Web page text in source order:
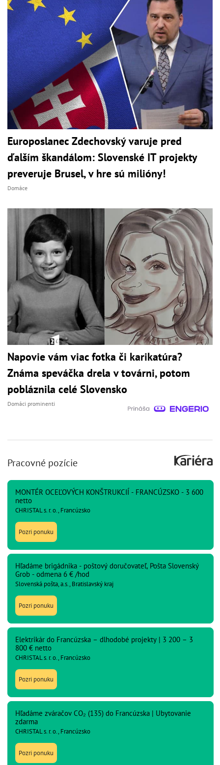
Europoslanec Zdechovský varuje pred
ďalším škandálom: Slovenské IT projekty
preveruje Brusel, v hre sú milióny!
Domáce
Napovie vám viac fotka či karikatúra?
Známa speváčka drela v továrni, potom
pobláznila celé Slovensko
Domáci prominenti
Pracovné pozície
MONTÉR OCEĽOVÝCH KONŠTRUKCIÍ - FRANCÚZSKO - 3 600
netto
CHRISTAL s. r. o., Francúzsko
Pozri ponuku
Hľadáme brigádnika - poštový doručovateľ, Pošta Slovenský
Grob - odmena 6 € /hod
Slovenská pošta, a.s., Bratislavský kraj
Pozri ponuku
Elektrikár do Francúzska – dlhodobé projekty | 3 200 – 3
800 € netto
CHRISTAL s. r. o., Francúzsko
Pozri ponuku
Hľadáme zváračov CO₂ (135) do Francúzska | Ubytovanie
zdarma
CHRISTAL s. r. o., Francúzsko
Pozri ponuku